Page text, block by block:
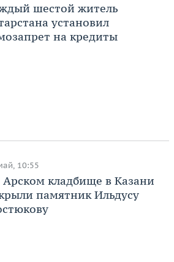
шестой житель
установил
на кредиты
10:55
кладбище в Казани
памятник Ильдусу